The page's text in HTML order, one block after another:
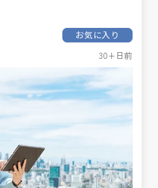
お気に入り
30+日前